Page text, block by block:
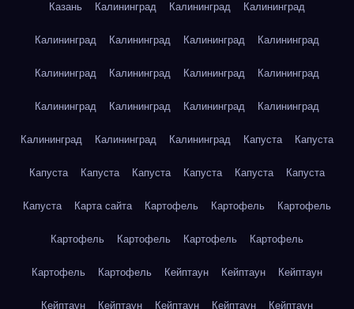
Казань Калининград Калининград Калининград
Калининград Калининград Калининград Калининград
Калининград Калининград Калининград Калининград
Калининград Калининград Калининград Калининград
Калининград Калининград Калининград Капуста Капуста
Капуста Капуста Капуста Капуста Капуста Капуста
Капуста Карта сайта Картофель Картофель Картофель
Картофель Картофель Картофель Картофель
Картофель Картофель Кейптаун Кейптаун Кейптаун
Кейптаун Кейптаун Кейптаун Кейптаун Кейптаун